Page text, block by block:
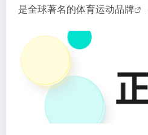
是全球著名的体育运动品牌